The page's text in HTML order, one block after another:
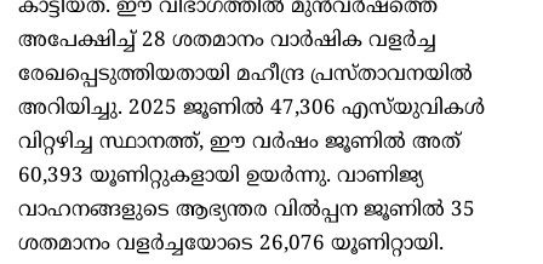
കാട്ടിയത്. ഈ വിഭാഗത്തിൽ മുൻവർഷത്തെ
അപേക്ഷിച്ച് 28 ശതമാനം വാർഷിക വളർച്ച
രേഖപ്പെടുത്തിയതായി മഹീന്ദ്ര പ്രസ്താവനയിൽ
അറിയിച്ചു. 2025 ജൂണിൽ 47,306 എസ്‌യുവികൾ
വിറ്റഴിച്ച സ്ഥാനത്ത്, ഈ വർഷം ജൂണിൽ അത്
60,393 യൂണിറ്റുകളായി ഉയർന്നു. വാണിജ്യ
വാഹനങ്ങളുടെ ആഭ്യന്തര വിൽപ്പന ജൂണിൽ 35
ശതമാനം വളർച്ചയോടെ 26,076 യൂണിറ്റായി.